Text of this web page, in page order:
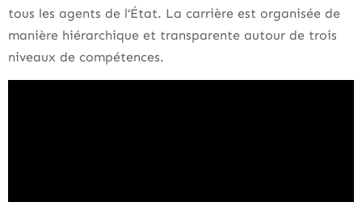
tous les agents de l’État. La carrière est organisée de
manière hiérarchique et transparente autour de trois
niveaux de compétences.